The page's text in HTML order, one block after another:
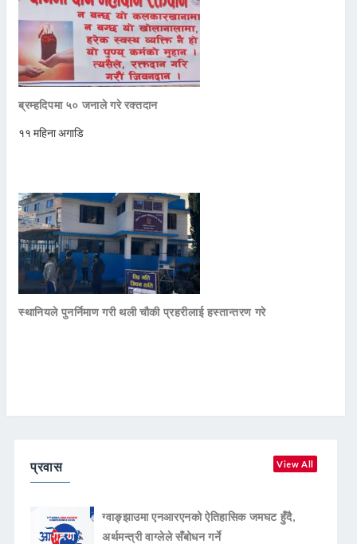
ब्रम्हदिपमा ५० जनाले गरे रक्तदान
११ महिना अगाडि
स्थानियले पुनर्निमाण गरी थली चौकी प्रहरीलाई हस्तान्तरण गरे
प्रवास View All
ग्वाङ्झाउमा एनआरएनको ऐतिहासिक जमघट हुँदै,
अर्थमन्त्री वाग्लेले सँबोधन गर्ने